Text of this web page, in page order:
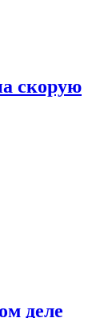
скорую
деле